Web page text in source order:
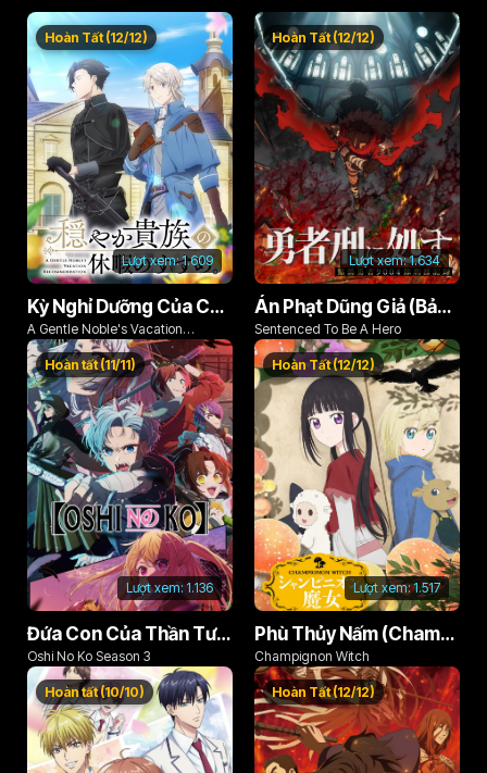
Lượt xem:1.609
Hoàn Tất (12/12)
Kỳ Nghỉ Dưỡng Của Chàng Quý Tộc Ôn Hòa (Odayaka Kizoku no Kyuuka no Susume)
A Gentle Noble's Vacation
Recommendation
Lượt xem:1.634
Hoàn Tất (12/12)
Án Phạt Dũng Giả (Bản Án Anh Hùng)
Sentenced To Be A Hero
Lượt xem: 1.136
Hoàn tất (11/11)
Đứa Con Của Thần Tượng (Phần 3)
Oshi No Ko Season 3
Lượt xem:1.517
Hoàn Tất (12/12)
Phù Thủy Nấm (Champignon no Majo)
Champignon Witch
Hoàn tất (10/10) Hoàn Tất (12/12)